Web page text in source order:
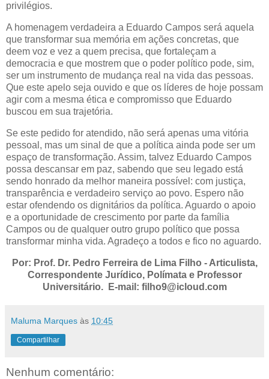
privilégios.
A homenagem verdadeira a Eduardo Campos será aquela
que transformar sua memória em ações concretas, que
deem voz e vez a quem precisa, que fortaleçam a
democracia e que mostrem que o poder político pode, sim,
ser um instrumento de mudança real na vida das pessoas.
Que este apelo seja ouvido e que os líderes de hoje possam
agir com a mesma ética e compromisso que Eduardo
buscou em sua trajetória.
Se este pedido for atendido, não será apenas uma vitória
pessoal, mas um sinal de que a política ainda pode ser um
espaço de transformação. Assim, talvez Eduardo Campos
possa descansar em paz, sabendo que seu legado está
sendo honrado da melhor maneira possível: com justiça,
transparência e verdadeiro serviço ao povo. Espero não
estar ofendendo os dignitários da política. Aguardo o apoio
e a oportunidade de crescimento por parte da família
Campos ou de qualquer outro grupo político que possa
transformar minha vida. Agradeço a todos e fico no aguardo.
Por: Prof. Dr. Pedro Ferreira de Lima Filho - Articulista,
Correspondente Jurídico, Polímata e Professor
Universitário. E-mail: filho9@icloud.com
Maluma Marques às 10:45
Compartilhar
Nenhum comentário: